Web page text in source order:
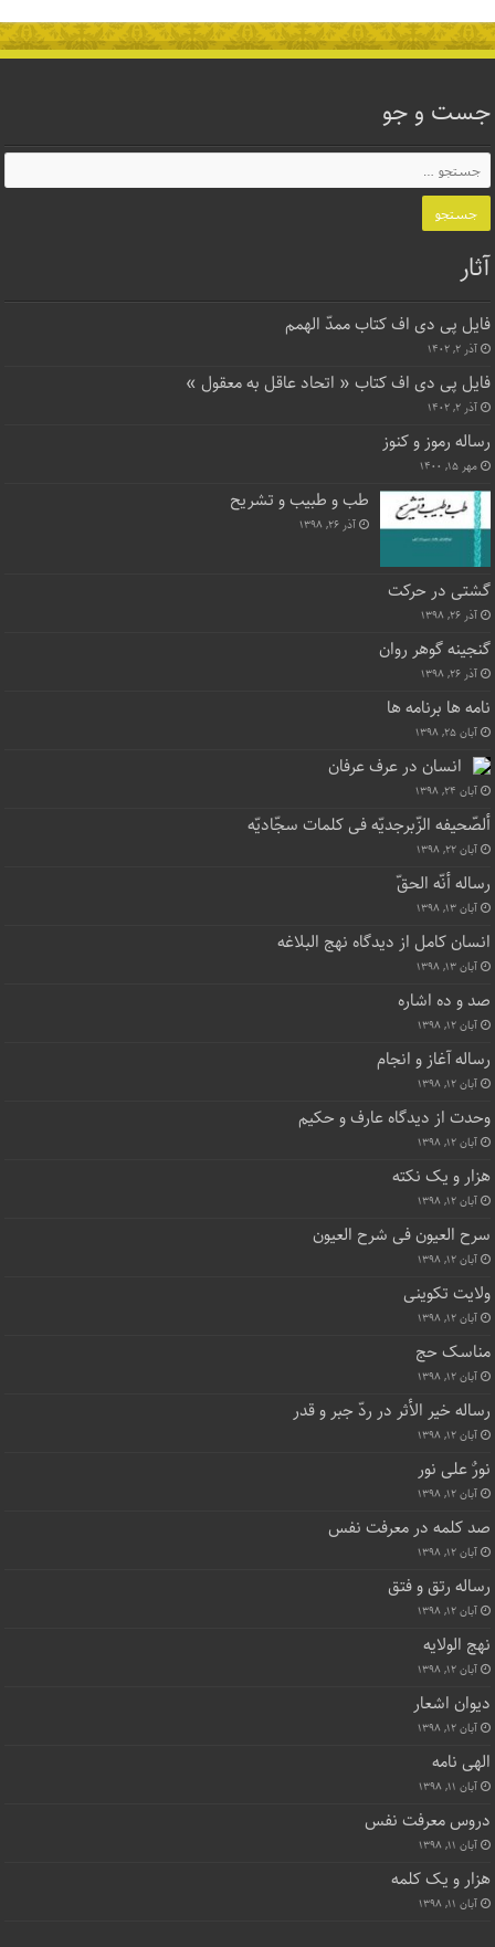
جست و جو
آثار
فایل پی دی اف کتاب ممدّ الهمم
آذر ۲, ۱۴۰۲
فایل پی دی اف کتاب « اتحاد عاقل به معقول »
آذر ۲, ۱۴۰۲
رساله رموز و کنوز
مهر ۱۵, ۱۴۰۰
طب و طبیب و تشریح
آذر ۲۶, ۱۳۹۸
گشتی در حرکت
آذر ۲۶, ۱۳۹۸
گنجینه گوهر روان
آذر ۲۶, ۱۳۹۸
نامه ها برنامه ها
آبان ۲۵, ۱۳۹۸
انسان در عرف عرفان
آبان ۲۴, ۱۳۹۸
ألصّحیفه الزّبرجدیّه فی کلمات سجّادیّه
آبان ۲۲, ۱۳۹۸
رساله أنّه الحقّ
آبان ۱۳, ۱۳۹۸
انسان کامل از دیدگاه نهج البلاغه
آبان ۱۳, ۱۳۹۸
صد و ده اشاره
آبان ۱۲, ۱۳۹۸
رساله آغاز و انجام
آبان ۱۲, ۱۳۹۸
وحدت از دیدگاه عارف و حکیم
آبان ۱۲, ۱۳۹۸
هزار و یک نکته
آبان ۱۲, ۱۳۹۸
سرح العیون فی شرح العیون
آبان ۱۲, ۱۳۹۸
ولایت تکوینی
آبان ۱۲, ۱۳۹۸
مناسک حج
آبان ۱۲, ۱۳۹۸
رساله خیر الأثر در ردّ جبر و قدر
آبان ۱۲, ۱۳۹۸
نورٌ علی نور
آبان ۱۲, ۱۳۹۸
صد کلمه در معرفت نفس
آبان ۱۲, ۱۳۹۸
رساله رتق و فتق
آبان ۱۲, ۱۳۹۸
نهج الولایه
آبان ۱۲, ۱۳۹۸
دیوان اشعار
آبان ۱۲, ۱۳۹۸
الهی نامه
آبان ۱۱, ۱۳۹۸
دروس معرفت نفس
آبان ۱۱, ۱۳۹۸
هزار و یک کلمه
آبان ۱۱, ۱۳۹۸